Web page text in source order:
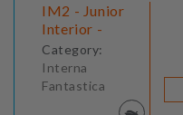
IM2 - Junior
Interior -
Category:
Interna
Fantastica